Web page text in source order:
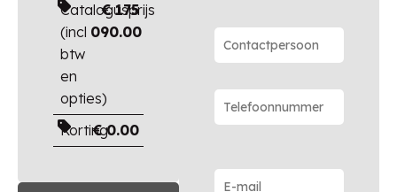
Catalogusprijs
(incl
btw
en
opties)
€175
090.00
Korting
€0.00